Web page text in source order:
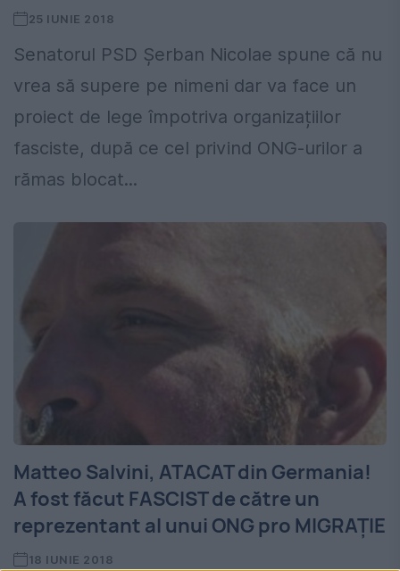
25 IUNIE 2018
Senatorul PSD Şerban Nicolae spune că nu
vrea să supere pe nimeni dar va face un
proiect de lege împotriva organizațiilor
fasciste, după ce cel privind ONG-urilor a
rămas blocat...
Matteo Salvini, ATACAT din Germania!
A fost făcut FASCIST de către un
reprezentant al unui ONG pro MIGRAŢIE
18 IUNIE 2018